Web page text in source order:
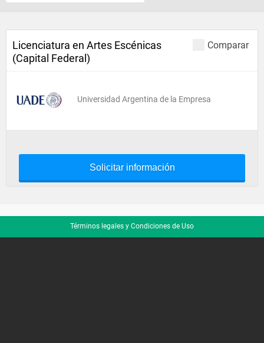
Comparar
Licenciatura en Artes Escénicas
(Capital Federal)
Universidad Argentina de la Empresa
Solicitar información
Términos legales y Condiciones de Uso